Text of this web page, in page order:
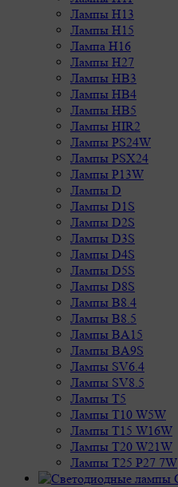
Лампы H13
Лампы H15
Лампа H16
Лампы H27
Лампы HB3
Лампы HB4
Лампы HB5
Лампы HIR2
Лампы PS24W
Лампы PSX24
Лампы P13W
Лампы D
Лампы D1S
Лампы D2S
Лампы D3S
Лампы D4S
Лампы D5S
Лампы D8S
Лампы B8.4
Лампы B8.5
Лампы BA15
Лампы BA9S
Лампы SV6.4
Лампы SV8.5
Лампы T5
Лампы T10 W5W
Лампы T15 W16W
Лампы T20 W21W
Лампы T25 P27 7W